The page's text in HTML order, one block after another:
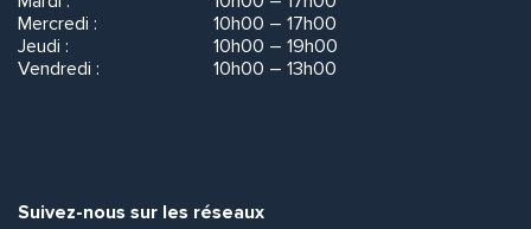
Mercredi :
10h00 – 17h00
Jeudi :
10h00 – 19h00
Vendredi :
10h00 – 13h00
Suivez-nous sur les réseaux